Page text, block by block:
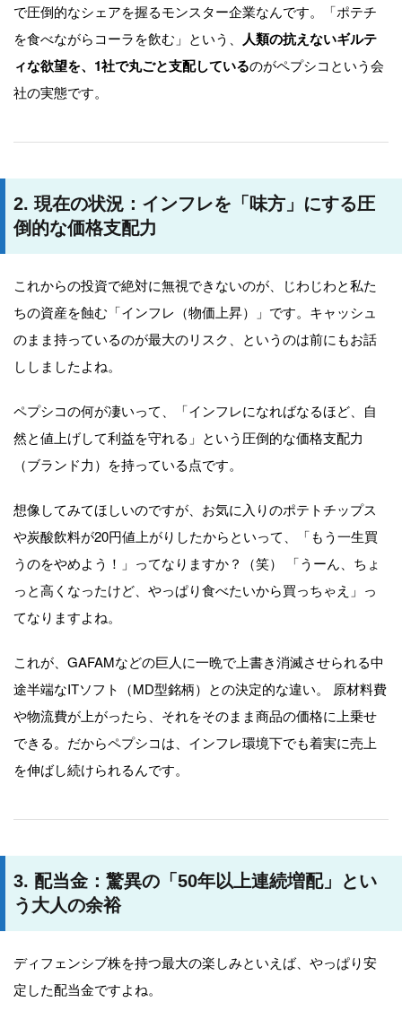
で圧倒的なシェアを握るモンスター企業なんです。「ポテチ
を食べながらコーラを飲む」という、 人類の抗えないギルテ
ィな欲望を、1社で丸ごと支配しているのがペプシコという会
社の実態です。
2. 現在の状況：インフレを「味方」にする圧
倒的な価格支配力
これからの投資で絶対に無視できないのが、じわじわと私た
ちの資産を蝕む「インフレ（物価上昇）」です。キャッシュ
のまま持っているのが最大のリスク、というのは前にもお話
ししましたよね。
ペプシコの何が凄いって、「インフレになればなるほど、自
然と値上げして利益を守れる」という圧倒的な価格支配力
（ブランド力）を持っている点です。
想像してみてほしいのですが、お気に入りのポテトチップス
や炭酸飲料が20円値上がりしたからといって、「もう一生買
うのをやめよう！」ってなりますか？（笑） 「うーん、ちょ
っと高くなったけど、やっぱり食べたいから買っちゃえ」っ
てなりますよね。
これが、GAFAMなどの巨人に一晩で上書き消滅させられる中
途半端なITソフト（MD型銘柄）との決定的な違い。 原材料費
や物流費が上がったら、それをそのまま商品の価格に上乗せ
できる。だからペプシコは、インフレ環境下でも着実に売上
を伸ばし続けられるんです。
3. 配当金：驚異の「50年以上連続増配」とい
う大人の余裕
ディフェンシブ株を持つ最大の楽しみといえば、やっぱり安
定した配当金ですよね。